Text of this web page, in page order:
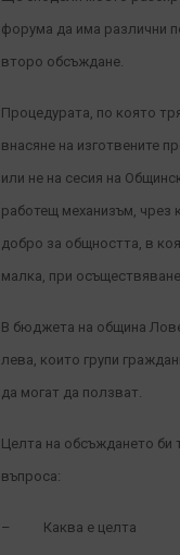
форума да има различни
второ обсъждане.
Процедурата, по която
внасяне на изготвените
или не на сесия на
работещ механизъм, чрез
добро за общността, в
малка, при
В бюджета на община
лева, които групи
да могат да ползват.
Целта на обсъждането би
въпроса:
– Каква е целта